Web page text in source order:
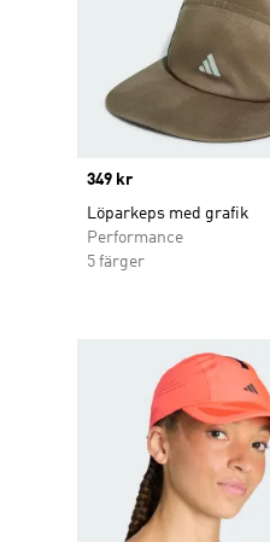
Price
349 kr
Löparkeps med grafik
Performance
5 färger